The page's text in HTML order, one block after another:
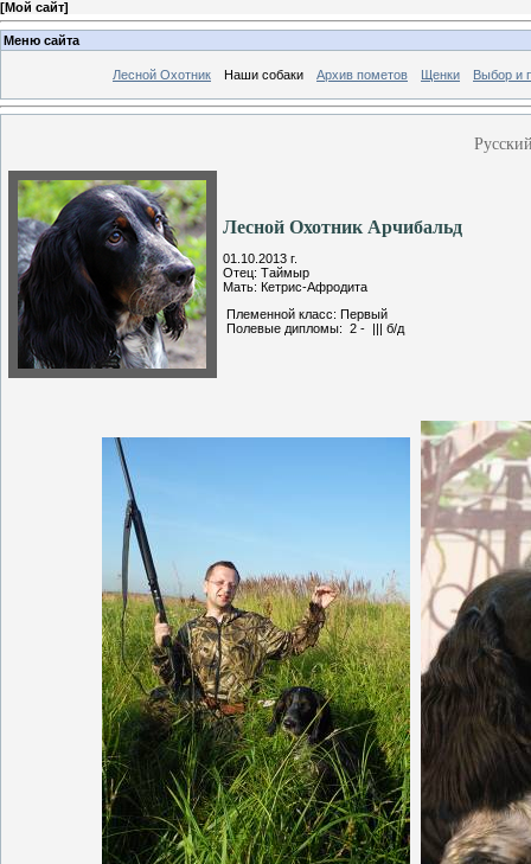
[Мой сайт]
Меню сайта
Лесной Охотник Наши собаки Архив пометов Щенки Выбор и
Лесной Охотник Арчибальд
01.10.2013 г.
Отец: Таймыр
Мать: Кетрис-Афродита
Племенной класс: Первый
Полевые дипломы: 2 - ||| б/д